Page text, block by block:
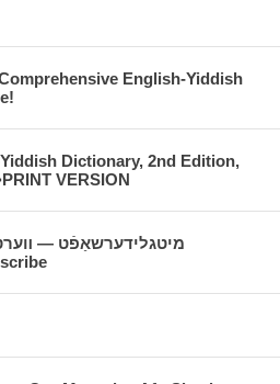
English-Yiddish
Dictionary, 2nd Edition,
VERSION
מיטגלידערשאַפֿט —